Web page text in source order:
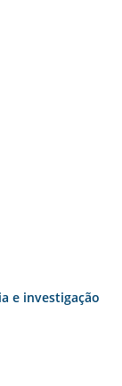
e investigação